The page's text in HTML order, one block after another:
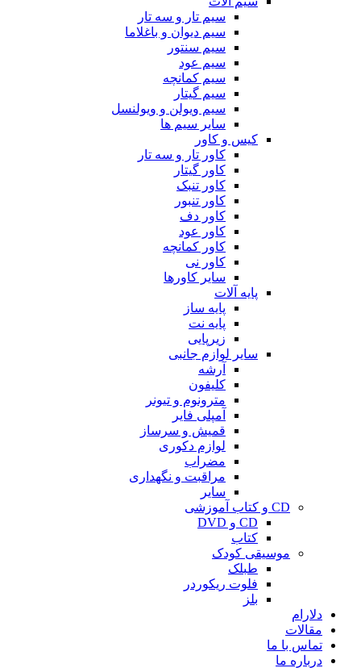
سیم تار و سه تار
سیم دیوان و باغلاما
سیم سنتور
سیم عود
سیم کمانچه
سیم گیتار
سیم ویولن و ویولنسل
سایر سیم ها
کیس و کاور
کاور تار و سه تار
کاور گیتار
کاور تنبک
کاور تنبور
کاور دف
کاور عود
کاور کمانچه
کاور نی
سایر کاورها
پایه آلات
پایه ساز
پایه نت
زیرپایی
سایر لوازم جانبی
آرشه
کلیفون
مترونوم و تیونر
آمپلی فایر
قمیش و سرساز
لوازم دکوری
مضراب
مراقبت و نگهداری
سایر
CD و کتاب آموزشی
CD و DVD
کتاب
موسیقی کودک
طبلک
فلوت ریکوردر
بلز
دلارام
مقالات
تماس با ما
درباره ما